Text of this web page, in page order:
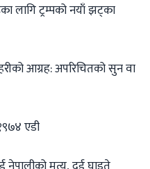
लागि ट्रम्पको नयाँ झट्का
आग्रह: अपरिचितको सुन वा
एडी